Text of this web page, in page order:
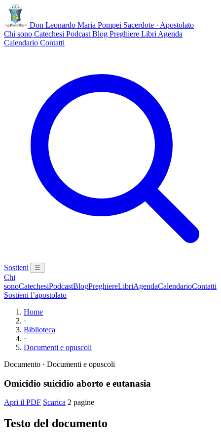
Don Leonardo Maria Pompei Sacerdote · Apostolato
Chi sono Catechesi Podcast Blog Preghiere Libri Agenda
Calendario Contatti
Sostieni ☰
Chi
sonoCatechesiPodcastBlogPreghiereLibriAgendaCalendarioContatti
Sostieni l’apostolato
Home
·
Biblioteca
·
Documenti e opuscoli
Documento · Documenti e opuscoli
Omicidio suicidio aborto e eutanasia
Apri il PDF Scarica 2 pagine
Testo del documento